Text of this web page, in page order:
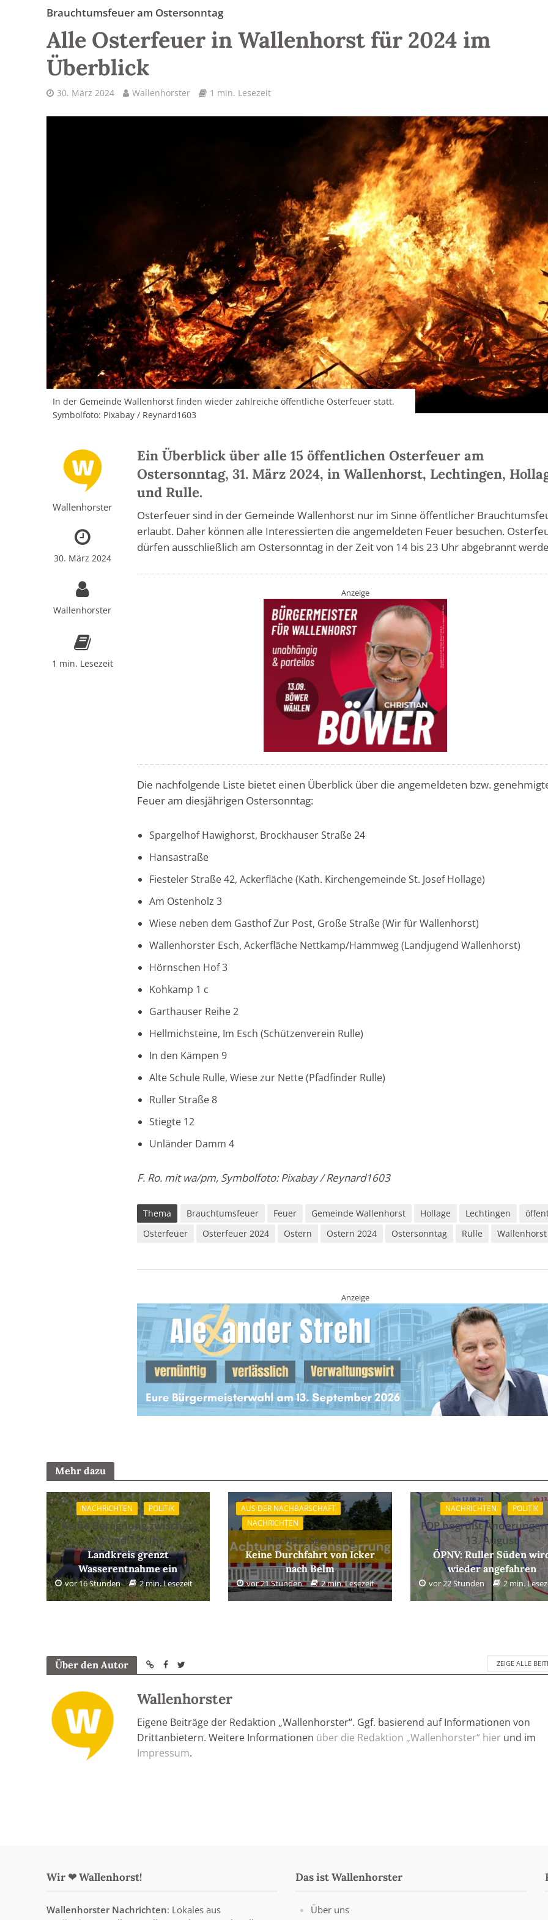
Brauchtumsfeuer am Ostersonntag
Alle Osterfeuer in Wallenhorst für 2024 im
Überblick
30. März 2024 Wallenhorster 1 min. Lesezeit
In der Gemeinde Wallenhorst finden wieder zahlreiche öffentliche Osterfeuer statt.
Symbolfoto: Pixabay / Reynard1603
Wallenhorster
30. März 2024
Wallenhorster
1 min. Lesezeit
Ein Überblick über alle 15 öffentlichen Osterfeuer am
Ostersonntag, 31. März 2024, in Wallenhorst, Lechtingen,
und Rulle.
Osterfeuer sind in der Gemeinde Wallenhorst nur im Sinne öffentlicher
erlaubt. Daher können alle Interessierten die angemeldeten Feuer besuchen.
dürfen ausschließlich am Ostersonntag in der Zeit von 14 bis 23 Uhr abgebrannt
Anzeige
Die nachfolgende Liste bietet einen Überblick über die angemeldeten bzw.
Feuer am diesjährigen Ostersonntag:
Spargelhof Hawighorst, Brockhauser Straße 24
Hansastraße
Fiesteler Straße 42, Ackerfläche (Kath. Kirchengemeinde St. Josef Hollage)
Am Ostenholz 3
Wiese neben dem Gasthof Zur Post, Große Straße (Wir für Wallenhorst)
Wallenhorster Esch, Ackerfläche Nettkamp/Hammweg (Landjugend Wallenhorst)
Hörnschen Hof 3
Kohkamp 1 c
Garthauser Reihe 2
Hellmichsteine, Im Esch (Schützenverein Rulle)
In den Kämpen 9
Alte Schule Rulle, Wiese zur Nette (Pfadfinder Rulle)
Ruller Straße 8
Stiegte 12
Unländer Damm 4
F. Ro. mit wa/pm, Symbolfoto: Pixabay / Reynard1603
Thema Brauchtumsfeuer Feuer Gemeinde Wallenhorst Hollage Lechtingen
Osterfeuer
Osterfeuer 2024 Ostern Ostern 2024 Ostersonntag Rulle Wallenhorst
Anzeige
Mehr dazu
NACHRICHTEN POLITIK
Keine Beregnung zwischen
12 und 18 Uhr
Landkreis grenzt
Wasserentnahme ein
vor 16 Stunden 2 min. Lesezeit
AUS DER NACHBARSCHAFT
NACHRICHTEN
Nächste Sperrung
Keine Durchfahrt von Icker
nach Belm
vor 21 Stunden 2 min. Lesezeit
NACHRICHTEN POLITIK
FDP begrüßt
13. August
ÖPNV: Ruller Süden
wieder angefahren
vor 22 Stunden 2 min.
Über den Autor ZEIGE ALLE
Wallenhorster
Eigene Beiträge der Redaktion „Wallenhorster“. Ggf. basierend auf Informationen von
Drittanbietern. Weitere Informationen über die Redaktion „Wallenhorster“ hier und im
Impressum.
Wir ❤ Wallenhorst!
Wallenhorster Nachrichten: Lokales aus
Das ist Wallenhorster
Über uns